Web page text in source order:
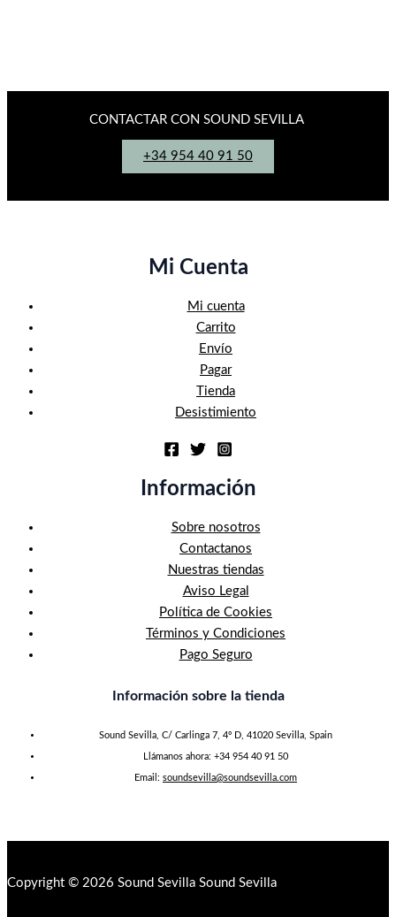
CONTACTAR CON SOUND SEVILLA
+34 954 40 91 50
Mi Cuenta
Mi cuenta
Carrito
Envío
Pagar
Tienda
Desistimiento
Información
Sobre nosotros
Contactanos
Nuestras tiendas
Aviso Legal
Política de Cookies
Términos y Condiciones
Pago Seguro
Información sobre la tienda
Sound Sevilla, C/ Carlinga 7, 4º D, 41020 Sevilla, Spain
Llámanos ahora: +34 954 40 91 50
Email: soundsevilla@soundsevilla.com
Copyright © 2026 Sound Sevilla Sound Sevilla